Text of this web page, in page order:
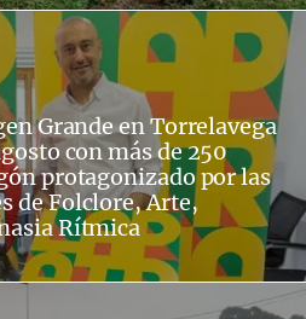
Grande en Torrelavega
con más de 250
protagonizado por las
de Folclore, Arte,
Rítmica